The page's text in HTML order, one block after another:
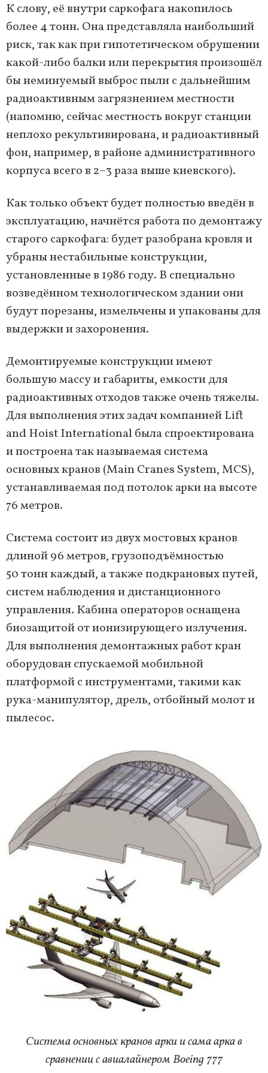
К слову, её внутри саркофага накопилось
более 4 тонн. Она представляла наибольший
риск, так как при гипотетическом обрушении
какой-либо балки или перекрытия произошёл
бы неминуемый выброс пыли с дальнейшим
радиоактивным загрязнением местности
(напомню, сейчас местность вокруг станции
неплохо рекультивирована, и радиоактивный
фон, например, в районе административного
корпуса всего в 2–3 раза выше киевского).
Как только объект будет полностью введён в
эксплуатацию, начнётся работа по демонтажу
старого саркофага: будет разобрана кровля и
убраны нестабильные конструкции,
установленные в 1986 году. В специально
возведённом технологическом здании они
будут порезаны, измельчены и упакованы для
выдержки и захоронения.
Демонтируемые конструкции имеют
большую массу и габариты, емкости для
радиоактивных отходов также очень тяжелы.
Для выполнения этих задач компанией Lift
and Hoist International была спроектирована
и построена так называемая система
основных кранов (Main Cranes System, MCS),
устанавливаемая под потолок арки на высоте
76 метров.
Система состоит из двух мостовых кранов
длиной 96 метров, грузоподъёмностью
50 тонн каждый, а также подкрановых путей,
систем наблюдения и дистанционного
управления. Кабина операторов оснащена
биозащитой от ионизирующего излучения.
Для выполнения демонтажных работ кран
оборудован спускаемой мобильной
платформой с инструментами, такими как
рука-манипулятор, дрель, отбойный молот и
пылесос.
Система основных кранов арки и сама арка в
сравнении c авиалайнером Boeing 777